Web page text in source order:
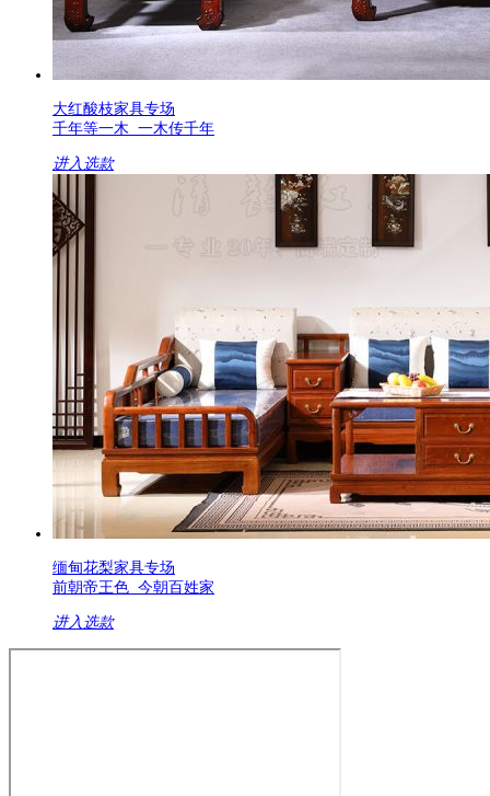
大红酸枝家具专场
千年等一木 一木传千年
进入选款
缅甸花梨家具专场
前朝帝王色 今朝百姓家
进入选款